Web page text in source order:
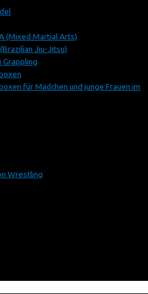
(Mixed Martial Arts)
Jiu-Jitsu)
Grappling
für Mädchen und junge Frauen im
Wrestling